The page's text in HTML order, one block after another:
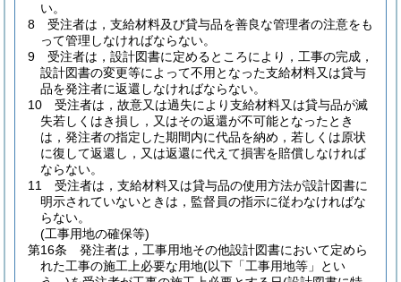
い。
8
受注者は，支給材料及び貸与品を善良な管理者の注意をも
って管理しなければならない。
9
受注者は，設計図書に定めるところにより，工事の完成，
設計図書の変更等によって不用となった支給材料又は貸与
品を発注者に返還しなければならない。
10
受注者は，故意又は過失により支給材料又は貸与品が滅
失若しくはき損し，又はその返還が不可能となったとき
は，発注者の指定した期間内に代品を納め，若しくは原状
に復して返還し，又は返還に代えて損害を賠償しなければ
ならない。
11
受注者は，支給材料又は貸与品の使用方法が設計図書に
明示されていないときは，監督員の指示に従わなければな
らない。
(工事用地の確保等)
第16条
発注者は，工事用地その他設計図書において定めら
れた工事の施工上必要な用地(以下「工事用地等」とい